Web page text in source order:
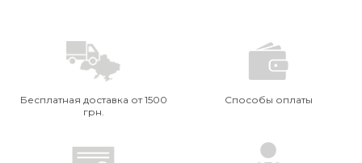
Бесплатная доставка от 1500
грн.
Способы оплаты